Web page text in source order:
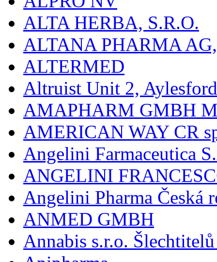
ALTA HERBA, S.R.O.
ALTANA PHARMA
ALTERMED
Altruist Unit 2, Aylesford
AMAPHARM GMBH
AMERICAN WAY CR
Angelini Farmaceutica
ANGELINI
Angelini Pharma Česká
ANMED GMBH
Annabis s.r.o.